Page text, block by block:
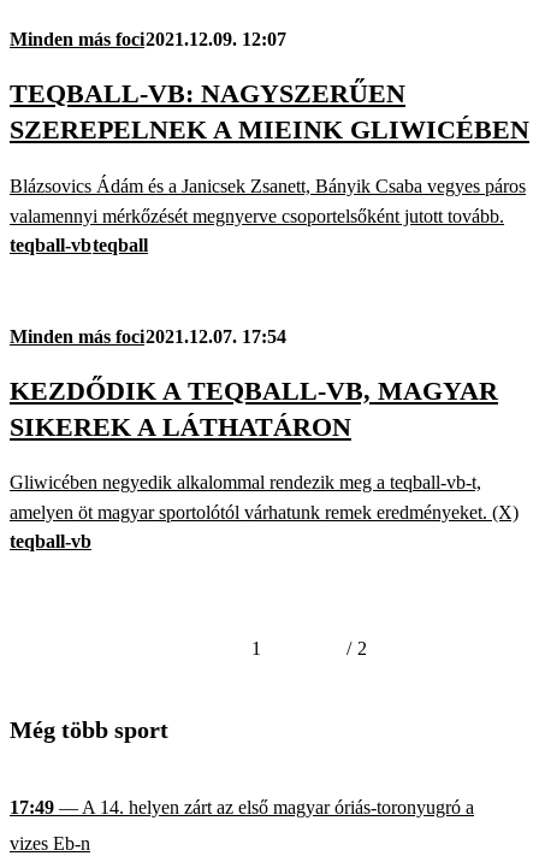
Minden más foci2021.12.09. 12:07
TEQBALL-VB: NAGYSZERŰEN
SZEREPELNEK A MIEINK GLIWICÉBEN
Blázsovics Ádám és a Janicsek Zsanett, Bányik Csaba vegyes páros
valamennyi mérkőzését megnyerve csoportelsőként jutott tovább.
teqball-vbteqball
Minden más foci2021.12.07. 17:54
KEZDŐDIK A TEQBALL-VB, MAGYAR
SIKEREK A LÁTHATÁRON
Gliwicében negyedik alkalommal rendezik meg a teqball-vb-t,
amelyen öt magyar sportolótól várhatunk remek eredményeket. (X)
teqball-vb
1 / 2
Még több sport
17:49 — A 14. helyen zárt az első magyar óriás-toronyugró a
vizes Eb-n